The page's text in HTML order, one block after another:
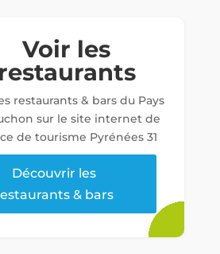
Voir les
restaurants
restaurants & bars du Pays
sur le site internet de
de tourisme Pyrénées 31
Découvrir les
& bars